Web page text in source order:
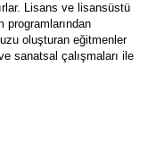
Lisans ve lisansüstü
oluşturan eğitmenler
sanatsal çalışmaları ile